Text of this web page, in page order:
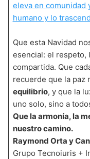
eleva en
humano y lo
Que esta Navidad
esencial: el respeto,
compartida. Que
recuerde que la paz
equilibrio, y que la
uno solo, sino a
Que la armonía, la
nuestro camino.
Raymond Orta y
Grupo Tecnoiuris +